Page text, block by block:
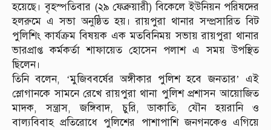
হয়েছে। বৃহস্পতিবার (২৯ ফেব্রুয়ারী) বিকেলে ইউনিয়ন পরিষদের
হলরুমে এ সভা অনুষ্ঠিত হয়। রায়পুরা থানার সম্প্রসারিত বিট
পুলিশিং কার্যক্রম বিষয়ক এক মতবিনিময় সভায় রায়পুরা থানার
ভারপ্রাপ্ত কর্মকর্তা শাফায়েত হোসেন পলাশ এ সময় উপস্থিত
ছিলেন।
তিনি বলেন, ‘মুজিববর্ষের অঙ্গীকার পুলিশ হবে জনতার’ এই
স্লোগানকে সামনে রেখে রায়পুরা থানা পুলিশ প্রশাসন আয়োজিত
মাদক, সন্ত্রাস, জঙ্গিবাদ, চুরি, ডাকাতি, যৌন হয়রানি ও
বাল্যবিবাহ প্রতিরোধে পুলিশের পাশাপাশি জনগনকেও এগিয়ে